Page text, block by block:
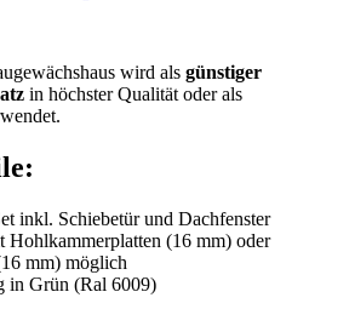
wird als günstiger
in höchster Qualität oder als
inkl. Schiebetür und Dachfenster
Hohlkammerplatten (16 mm) oder
mm) möglich
in Grün (Ral 6009)